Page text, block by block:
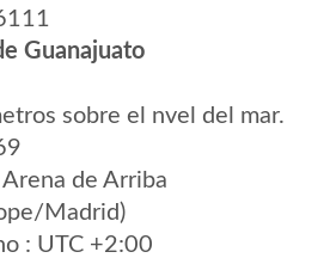
Guanajuato
sobre el nvel del mar.
de Arriba
Madrid)
: UTC +2:00